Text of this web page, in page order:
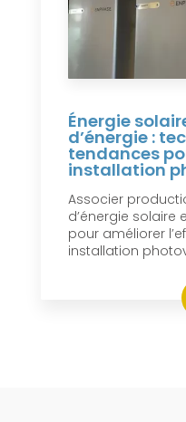
Énergie
d’énergie :
tendances
installation
Associer
d’énergie solaire
pour améliorer
installation